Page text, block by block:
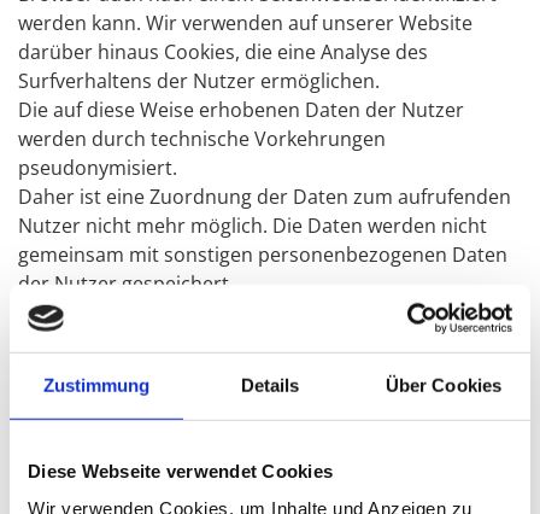
Zustimmung Details Über Cookies
Diese Webseite verwendet Cookies
Wir verwenden Cookies, um Inhalte und Anzeigen zu
werden kann. Wir verwenden auf unserer Website
darüber hinaus Cookies, die eine Analyse des
Surfverhaltens der Nutzer ermöglichen.
Die auf diese Weise erhobenen Daten der Nutzer
werden durch technische Vorkehrungen
pseudonymisiert.
Daher ist eine Zuordnung der Daten zum aufrufenden
Nutzer nicht mehr möglich. Die Daten werden nicht
gemeinsam mit sonstigen personenbezogenen Daten
der Nutzer gespeichert.
b) Rechtsgrundlage für die Datenverarbeitung
Die Rechtsgrundlage für die Verarbeitung
c) Zweck der Verarbeitung